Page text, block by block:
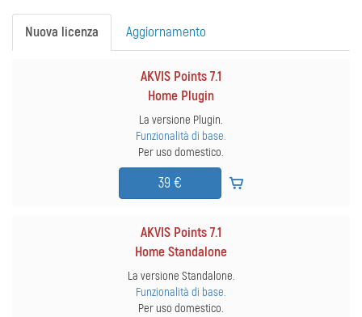
Nuova licenza Aggiornamento
AKVIS Points 7.1
Home Plugin
La versione Plugin.
Funzionalità di base.
Per uso domestico.
39 €
AKVIS Points 7.1
Home Standalone
La versione Standalone.
Funzionalità di base.
Per uso domestico.